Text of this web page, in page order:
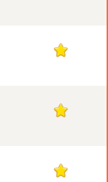
1
1
1